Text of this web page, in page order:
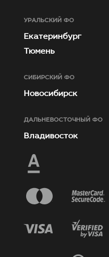
УРАЛЬСКИЙ ФО
Екатеринбург
Тюмень
СИБИРСКИЙ ФО
Новосибирск
ДАЛЬНЕВОСТОЧНЫЙ ФО
Владивосток